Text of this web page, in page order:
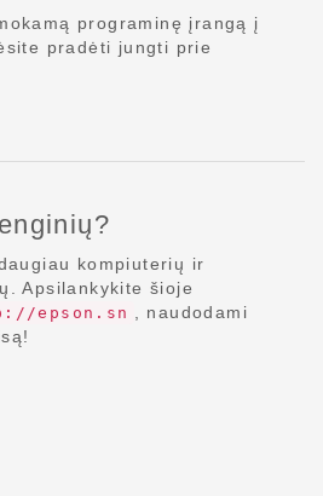
programinę įrangą į
pradėti jungti prie
kompiuterių ir
Apsilankykite šioje
epson.sn
, naudodami